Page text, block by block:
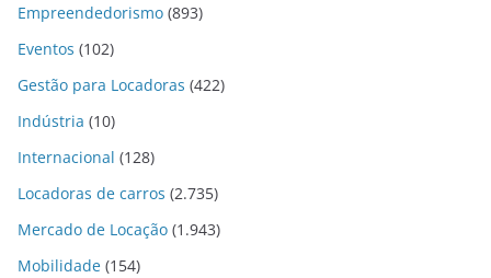
Empreendedorismo (893)
Eventos (102)
Gestão para Locadoras (422)
Indústria (10)
Internacional (128)
Locadoras de carros (2.735)
Mercado de Locação (1.943)
Mobilidade (154)